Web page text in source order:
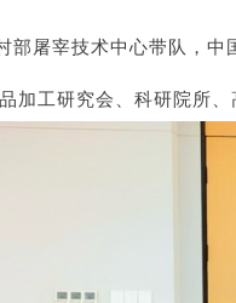
部屠宰技术中心带队，中
加工研究会、科研院所、